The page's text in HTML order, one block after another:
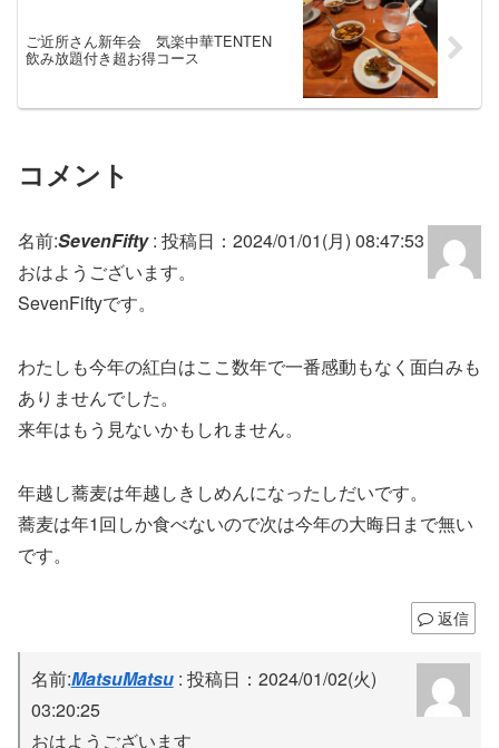
ご近所さん新年会 気楽中華TENTEN
飲み放題付き超お得コース
コメント
名前:SevenFifty: 投稿日：2024/01/01(月) 08:47:53
おはようございます。
SevenFiftyです。
わたしも今年の紅白はここ数年で一番感動もなく面白みも
ありませんでした。
来年はもう見ないかもしれません。
年越し蕎麦は年越しきしめんになったしだいです。
蕎麦は年1回しか食べないので次は今年の大晦日まで無い
です。
返信
名前:MatsuMatsu: 投稿日：2024/01/02(火)
03:20:25
おはようございます